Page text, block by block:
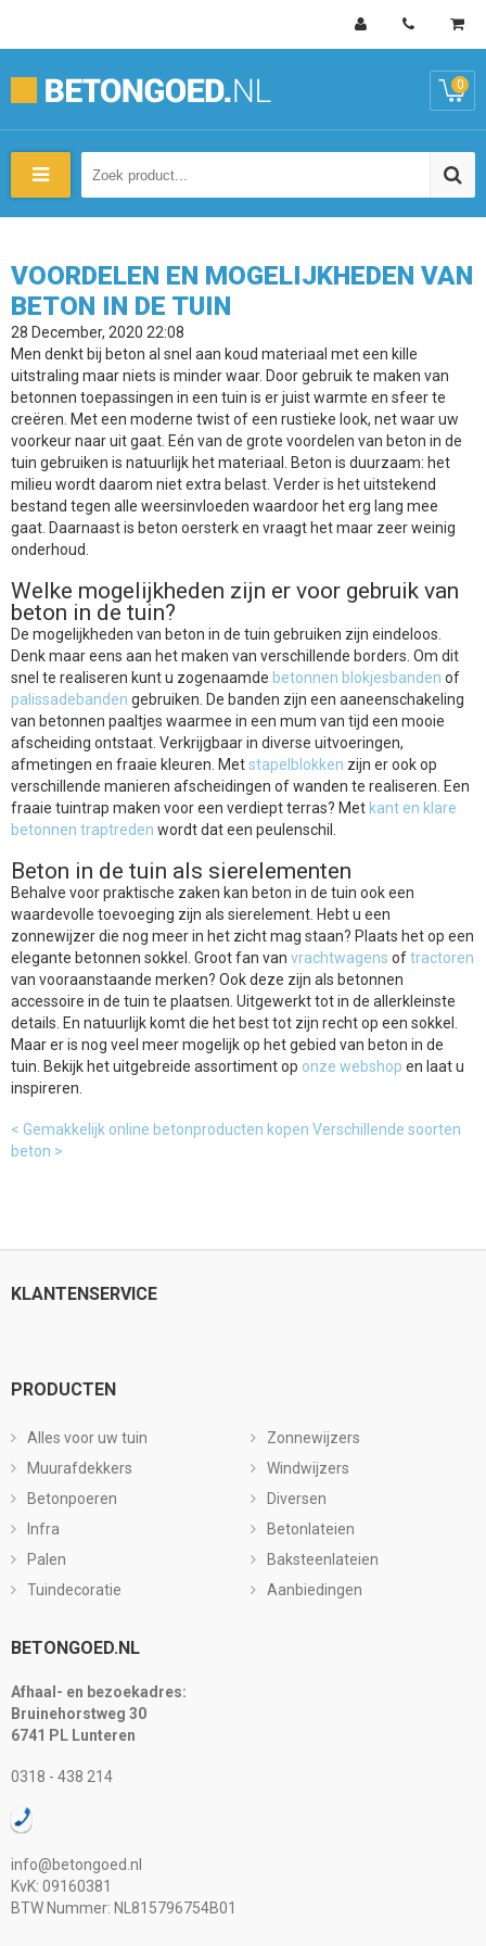
0
VOORDELEN EN MOGELIJKHEDEN VAN
BETON IN DE TUIN
28 December, 2020 22:08
Men denkt bij beton al snel aan koud materiaal met een kille
uitstraling maar niets is minder waar. Door gebruik te maken van
betonnen toepassingen in een tuin is er juist warmte en sfeer te
creëren. Met een moderne twist of een rustieke look, net waar uw
voorkeur naar uit gaat. Eén van de grote voordelen van beton in de
tuin gebruiken is natuurlijk het materiaal. Beton is duurzaam: het
milieu wordt daarom niet extra belast. Verder is het uitstekend
bestand tegen alle weersinvloeden waardoor het erg lang mee
gaat. Daarnaast is beton oersterk en vraagt het maar zeer weinig
onderhoud.
Welke mogelijkheden zijn er voor gebruik van
beton in de tuin?
De mogelijkheden van beton in de tuin gebruiken zijn eindeloos.
Denk maar eens aan het maken van verschillende borders. Om dit
snel te realiseren kunt u zogenaamde betonnen blokjesbanden of
palissadebanden gebruiken. De banden zijn een aaneenschakeling
van betonnen paaltjes waarmee in een mum van tijd een mooie
afscheiding ontstaat. Verkrijgbaar in diverse uitvoeringen,
afmetingen en fraaie kleuren. Metstapelblokken zijn er ook op
verschillende manieren afscheidingen of wanden te realiseren. Een
fraaie tuintrap maken voor een verdiept terras? Met kant en klare
betonnen traptreden wordt dat een peulenschil.
Beton in de tuin als sierelementen
Behalve voor praktische zaken kan beton in de tuin ook een
waardevolle toevoeging zijn als sierelement. Hebt u een
zonnewijzer die nog meer in het zicht mag staan? Plaats het op een
elegante betonnen sokkel. Groot fan van vrachtwagens oftractoren
van vooraanstaande merken? Ook deze zijn als betonnen
accessoire in de tuin te plaatsen. Uitgewerkt tot in de allerkleinste
details. En natuurlijk komt die het best tot zijn recht op een sokkel.
Maar er is nog veel meer mogelijk op het gebied van beton in de
tuin. Bekijk het uitgebreide assortiment op onze webshop en laat u
inspireren.
< Gemakkelijk online betonproducten kopen Verschillende soorten
beton >
KLANTENSERVICE
PRODUCTEN
Alles voor uw tuin
Muurafdekkers
Betonpoeren
Infra
Palen
Tuindecoratie
Zonnewijzers
Windwijzers
Diversen
Betonlateien
Baksteenlateien
Aanbiedingen
BETONGOED.NL
Afhaal- en bezoekadres:
Bruinehorstweg 30
6741 PL Lunteren
0318 - 438 214
info@betongoed.nl
KvK: 09160381
BTW Nummer: NL815796754B01